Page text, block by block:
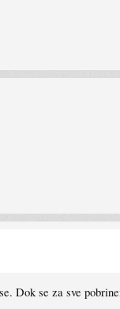
Dok se za sve